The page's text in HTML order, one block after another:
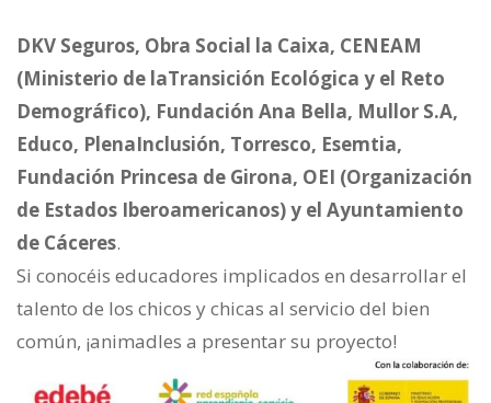
DKV Seguros, Obra Social la Caixa, CENEAM
(Ministerio de laTransición Ecológica y el Reto
Demográfico), Fundación Ana Bella, Mullor S.A,
Educo, PlenaInclusión, Torresco, Esemtia,
Fundación Princesa de Girona, OEI (Organización
de Estados Iberoamericanos) y el Ayuntamiento
de Cáceres.
Si conocéis educadores implicados en desarrollar el
talento de los chicos y chicas al servicio del bien
común, ¡animadles a presentar su proyecto!